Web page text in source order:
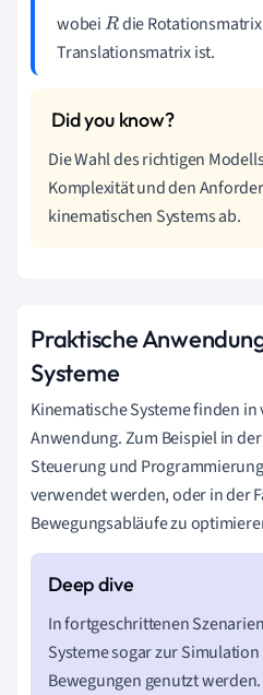
wobeiR die
Translationsmatrix ist.
Die Wahl des richtigen
Komplexität und den
kinematischen Systems ab.
Praktische
Systeme
Kinematische Systeme finden in
Anwendung. Zum Beispiel in
Steuerung und
verwendet werden, oder in der
Bewegungsabläufe zu
In fortgeschrittenen
Systeme sogar zur
Bewegungen genutzt